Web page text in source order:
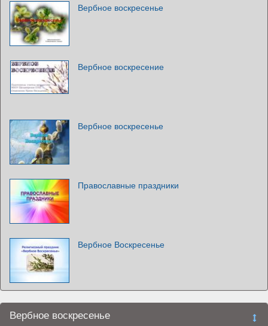
Вербное воскресенье
Вербное воскресение
Вербное воскресенье
Православные праздники
Вербное Воскресенье
Вербное воскресенье